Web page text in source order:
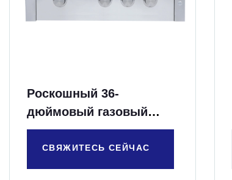
Роскошный 36-
дюймовый газовый
гриль с 3 H-образными
литыми горелками
СВЯЖИТЕСЬ СЕЙЧАС